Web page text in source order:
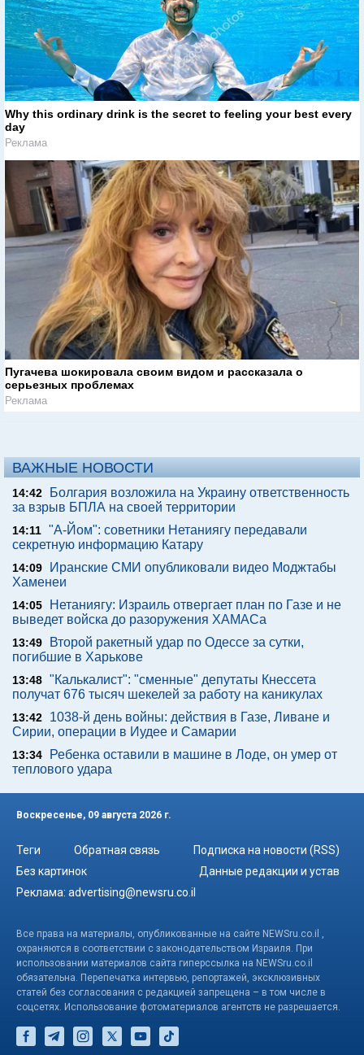
Why this ordinary drink is the secret to feeling your best every
day
Реклама
Пугачева шокировала своим видом и рассказала о
серьезных проблемах
Реклама
ВАЖНЫЕ НОВОСТИ
14:42
Болгария возложила на Украину ответственность
за взрыв БПЛА на своей территории
14:11 "А-Йом": советники Нетаниягу передавали
секретную информацию Катару
14:09
Иранские СМИ опубликовали видео Моджтабы
Хаменеи
14:05
Нетаниягу: Израиль отвергает план по Газе и не
выведет войска до разоружения ХАМАСа
13:49
Второй ракетный удар по Одессе за сутки,
погибшие в Харькове
13:48 "Калькалист": "сменные" депутаты Кнессета
получат 676 тысяч шекелей за работу на каникулах
13:42
1038-й день войны: действия в Газе, Ливане и
Сирии, операции в Иудее и Самарии
13:34
Ребенка оставили в машине в Лоде, он умер от
теплового удара
Воскресенье, 09 августа 2026 г.
Теги Обратная связь
Подписка на новости (RSS)
Без картинок
Данные редакции и устав
Реклама: advertising@newsru.co.il
Все права на материалы, опубликованные на сайте NEWSru.co.il ,
охраняются в соответствии с законодательством Израиля. При
использовании материалов сайта гиперссылка на NEWSru.co.il
обязательна. Перепечатка интервью, репортажей, эксклюзивных
статей без согласования с редакцией запрещена – в том числе в
соцсетях. Использование фотоматериалов агентств не разрешается.